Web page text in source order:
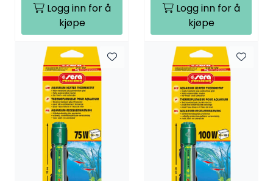
Logg inn for å
kjøpe
Logg inn for å
kjøpe